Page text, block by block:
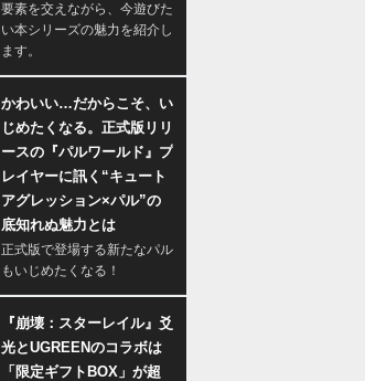
要素を交えながら、今遊びた
い本シリーズの魅力を紹介し
ます。
かわいい…だからこそ、い
じめたくなる。正式版リリ
ースの『パルワールド』プ
レイヤーに訊く“キュート
アグレッション×パル”の
底知れぬ魅力とは
正式版で登場する新たなパル
もいじめたくなる！
『崩壊：スターレイル』爻
光とUGREENのコラボは
「限定ギフトBOX」が超